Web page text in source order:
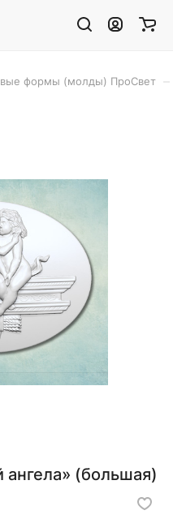
формы (молды) ПроСвет
(большая)